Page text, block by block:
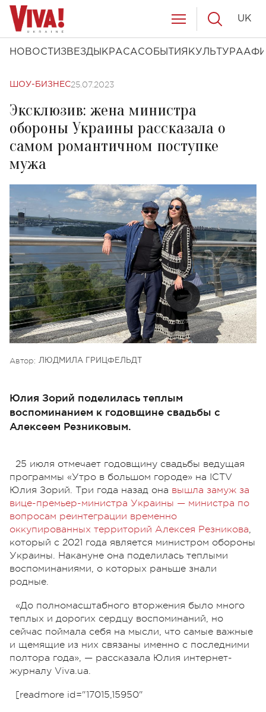
НОВОСТИ ЗВЕЗДЫ КРАСАСОБЫТИЯ КУЛЬТУРА
UK
ШОУ-БИЗНЕС25.07.2023
Эксклюзив: жена министра
обороны Украины рассказала о
самом романтичном поступке
мужа
Автор: ЛЮДМИЛА ГРИЦФЕЛЬДТ
Юлия Зорий поделилась теплым
воспоминанием к годовщине свадьбы с
Алексеем Резниковым.
25 июля отмечает годовщину свадьбы ведущая
программы «Утро в большом городе» на ICTV
Юлия Зорий. Три года назад она вышла замуж за
вице-премьер-министра Украины — министра по
вопросам реинтеграции временно
оккупированных территорий Алексея Резникова,
который с 2021 года является министром обороны
Украины. Накануне она поделилась теплыми
воспоминаниями, о которых раньше знали
родные.
«До полномасштабного вторжения было много
теплых и дорогих сердцу воспоминаний, но
сейчас поймала себя на мысли, что самые важные
и щемящие из них связаны именно с последними
полтора года», — рассказала Юлия интернет-
журналу Viva.ua.
[readmore id="17015,15950"